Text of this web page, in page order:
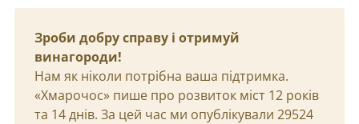
Зроби добру справу і отримуй
винагороди!
Нам як ніколи потрібна ваша підтримка.
«Хмарочос» пише про розвиток міст 12 років
та 14 днів. За цей час ми опублікували 29524